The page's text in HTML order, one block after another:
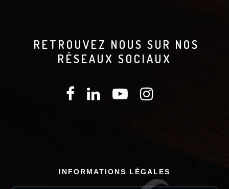
RETROUVEZ NOUS SUR NOS
RÉSEAUX SOCIAUX
INFORMATIONS LÉGALES